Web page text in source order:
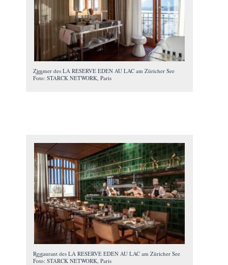
Zimmer des LA RESERVE EDEN AU LAC am Züricher See
Foto: STARCK NETWORK, Paris
Restaurant des LA RESERVE EDEN AU LAC am Züricher See
Foto: STARCK NETWORK, Paris